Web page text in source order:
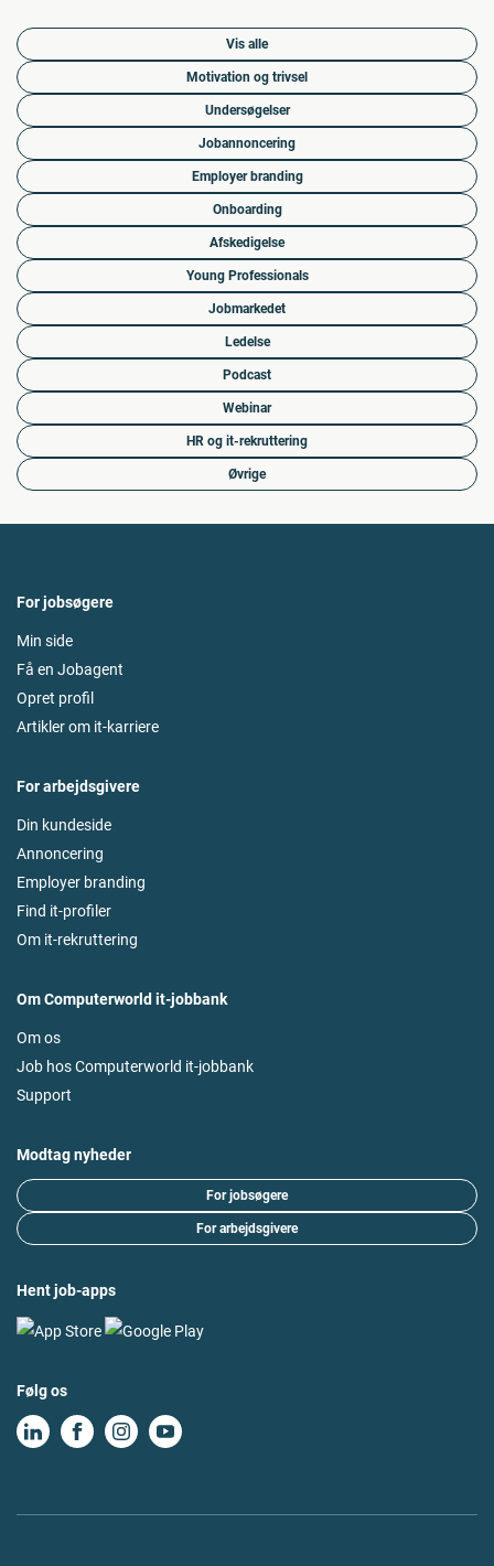
Vis alle
Motivation og trivsel
Undersøgelser
Jobannoncering
Employer branding
Onboarding
Afskedigelse
Young Professionals
Jobmarkedet
Ledelse
Podcast
Webinar
HR og it-rekruttering
Øvrige
For jobsøgere
Min side
Få en Jobagent
Opret profil
Artikler om it-karriere
For arbejdsgivere
Din kundeside
Annoncering
Employer branding
Find it-profiler
Om it-rekruttering
Om Computerworld it-jobbank
Om os
Job hos Computerworld it-jobbank
Support
Modtag nyheder
For jobsøgere
For arbejdsgivere
Hent job-apps
Følg os